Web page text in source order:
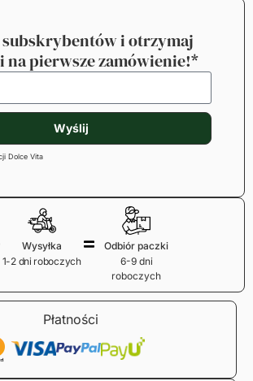
subskrybentów i otrzymaj
na pierwsze zamówienie!*
Wyślij
Dolce Vita
Wysyłka
1-2 dni roboczych
Odbiór paczki
6-9 dni
roboczych
Płatności